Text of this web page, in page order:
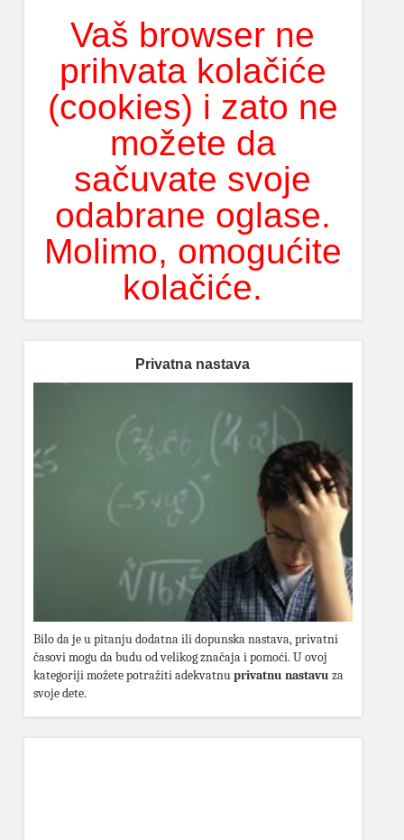
Vaš browser ne
prihvata kolačiće
(cookies) i zato ne
možete da
sačuvate svoje
odabrane oglase.
Molimo, omogućite
kolačiće.
Privatna nastava
Bilo da je u pitanju dodatna ili dopunska nastava, privatni
časovi mogu da budu od velikog značaja i pomoći. U ovoj
kategoriji možete potražiti adekvatnuprivatnu nastavu za
svoje dete.